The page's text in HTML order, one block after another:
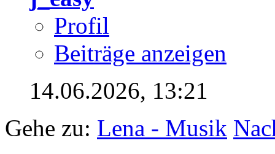
Profil
Beiträge anzeigen
14.06.2026, 13:21
Gehe zu: Lena - Musik